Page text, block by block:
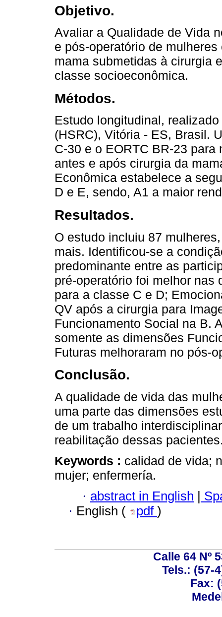
Objetivo.
Avaliar a Qualidade de Vida
e pós-operatório de
mama submetidas à cirurgia
classe socioeconômica.
Métodos.
Estudo longitudinal,
(HSRC), Vitória - ES, Brasil.
C-30 e o EORTC BR-23
antes e após cirurgia da
Econômica estabelece a
D e E, sendo, A1 a maior
Resultados.
O estudo incluiu 87
mais. Identificou-se a
predominante entre as
pré-operatório foi melhor
para a classe C e D;
QV após a cirurgia para
Funcionamento Social na B.
somente as dimensões
Futuras melhoraram no pós-
Conclusão.
A qualidade de vida das
uma parte das dimensões
de um trabalho
reabilitação dessas
Keywords : calidad de vida;
mujer; enfermería.
· abstract in English
· English ( pdf )
Calle 64 Nº
Tels.: (57-
Fax: